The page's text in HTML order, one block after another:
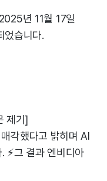
년 11월 17일
었습니다.
제기]
각했다고 밝히며 AI
⚡그 결과 엔비디아